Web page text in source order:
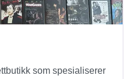
som spesialiserer